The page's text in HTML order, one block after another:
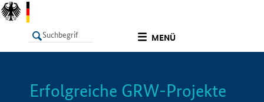
MENÜ
LISTE Info
Erfolgreiche GRW-Projekte